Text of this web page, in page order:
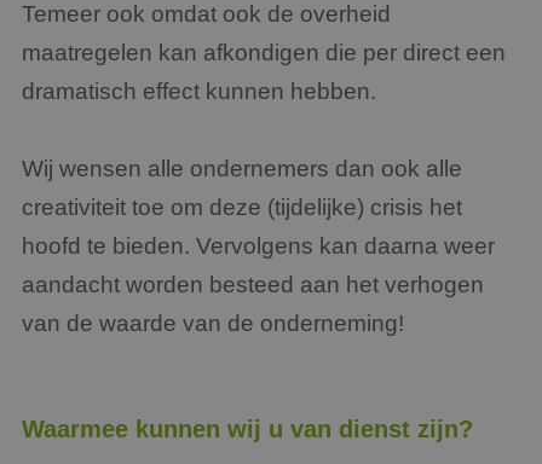
Temeer ook omdat ook de overheid
maatregelen kan afkondigen die per direct een
dramatisch effect kunnen hebben.
Wij wensen alle ondernemers dan ook alle
creativiteit toe om deze (tijdelijke) crisis het
hoofd te bieden. Vervolgens kan daarna weer
aandacht worden besteed aan het verhogen
van de waarde van de onderneming!
Waarmee kunnen wij u van dienst zijn?